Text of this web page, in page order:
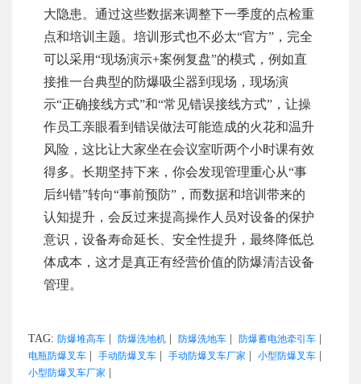
大隐患。通过这些数据来调整下一季度的点检重
点和培训主题。培训形式也不必太“官方”，完全
可以采用“现场演示+案例复盘”的模式，例如直
接推一台典型的防爆吸尘器到现场，现场演
示“正确接线方式”和“常见错误接线方式”，让操
作员工亲眼看到错误做法可能造成的火花和温升
风险，这比让大家坐在会议室听两个小时课有效
得多。长期坚持下来，你会发现管理重心从“事
后纠错”转向“事前预防”，而数据和培训带来的
认知提升，会反过来提高操作人员对设备的保护
意识，设备寿命延长、安全性提升，最终降低总
体成本，这才是真正有经营价值的防爆清洁设备
管理。
TAG: 防爆堆高车 防爆洗地机 防爆洗地车 防爆蓄电池牵引车
电瓶防爆叉车 手动防爆叉车 手动防爆叉车厂家 小型防爆叉车
小型防爆叉车厂家